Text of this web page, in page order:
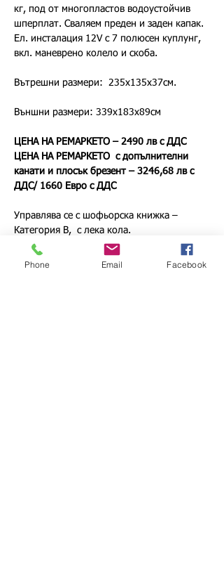
кг, под от многопластов водоустойчив
шперплат. Сваляем преден и заден капак.
Ел. инсталация 12V с 7 полюсен куплунг,
вкл. маневрено колело и скоба.
Вътрешни размери:  235х135х37см.
Външни размери: 339х183х89см
ЦЕНА НА РЕМАРКЕТО – 2490 лв с ДДС
ЦЕНА НА РЕМАРКЕТО  с допълнителни
канати и плосък брезент – 3246,68 лв с
ДДС/ 1660 Евро с ДДС
Управлява се с шофьорска книжка –
Категория В,  с лека кола.
Извършваме доставка в страната.
Phone Email Facebook